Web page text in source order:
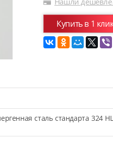
Купить в 1
сталь стандарта 324